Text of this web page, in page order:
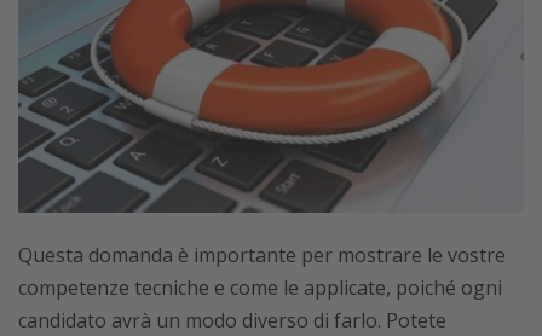
Questa domanda è importante per mostrare le vostre
competenze tecniche e come le applicate, poiché ogni
candidato avrà un modo diverso di farlo. Potete